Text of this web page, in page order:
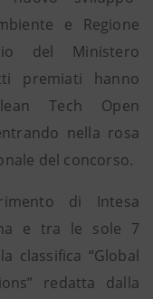
e Regione
del Ministero
premiati hanno
Tech Open
nella rosa
del concorso.
di Intesa
e tra le sole 7
classifica “Global
redatta dalla